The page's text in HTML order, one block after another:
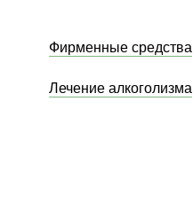
Фирменные средства
Лечение алкоголизма